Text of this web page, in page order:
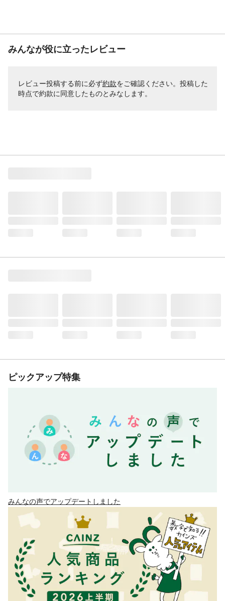
みんなが役に立ったレビュー
レビュー投稿する前に必ず約款をご確認ください。投稿した
時点で約款に同意したものとみなします。
ピックアップ特集
みんなの声でアップデートしました